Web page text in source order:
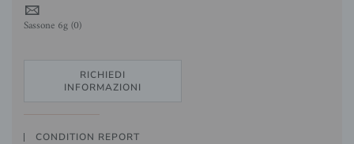
4
Sassone 6g (0)
RICHIEDI
INFORMAZIONI
CONDITION REPORT